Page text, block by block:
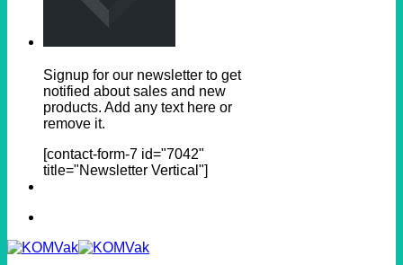
Signup for our newsletter to get
notified about sales and new
products. Add any text here or
remove it.
[contact-form-7 id="7042"
title="Newsletter Vertical"]